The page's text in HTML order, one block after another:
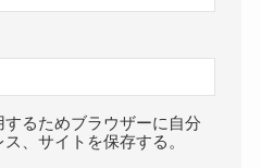
るためブラウザーに自分
、サイトを保存する。